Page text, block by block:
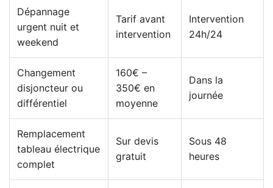
Dépannage
urgent nuit et
weekend
Tarif avant
intervention
Intervention
24h/24
Changement
disjoncteur ou
différentiel
160€ –
350€ en
moyenne
Dans la
journée
Remplacement
tableau électrique
complet
Sur devis
gratuit
Sous 48
heures